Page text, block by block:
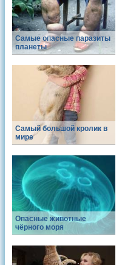
Самые опасные паразиты
планеты
Самый большой кролик в
мире
Опасные животные
чёрного моря